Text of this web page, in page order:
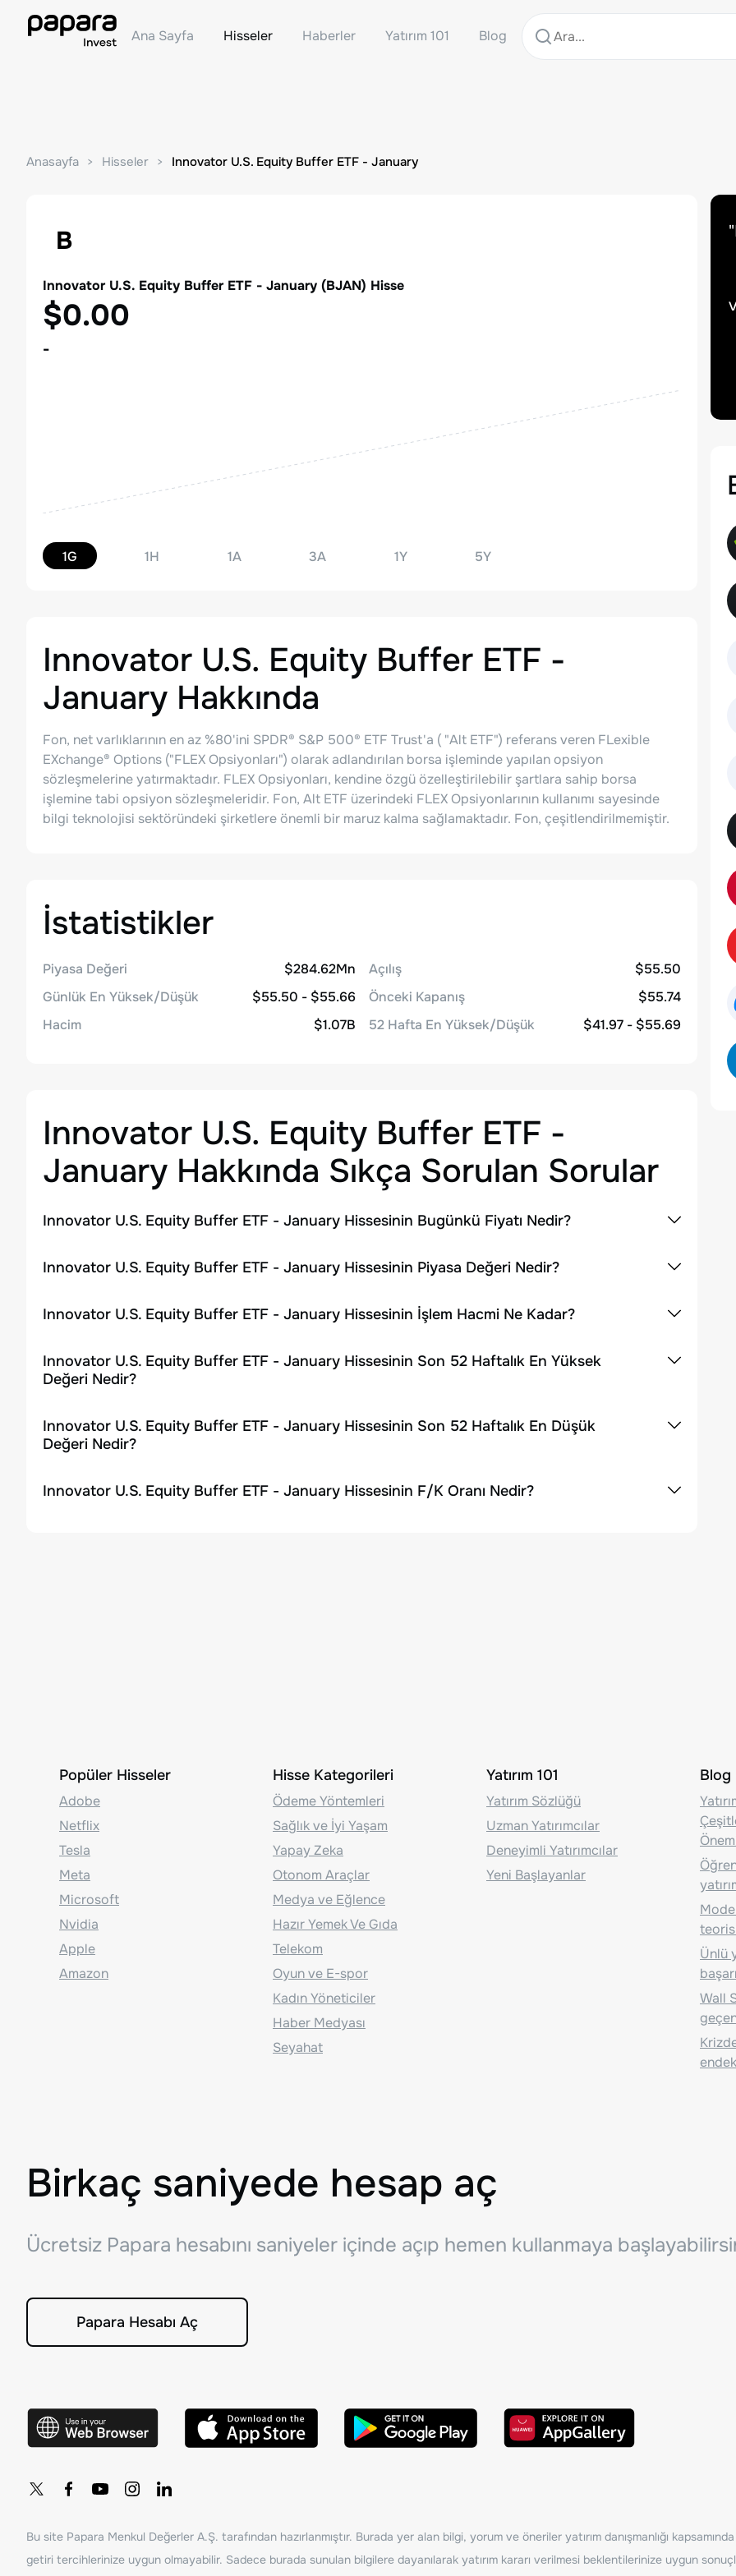
Ana Sayfa Hisseler Haberler Yatırım 101 Blog
Anasayfa Hisseler Innovator U.S. Equity Buffer ETF - January
B
Innovator U.S. Equity Buffer ETF - January (BJAN) Hisse
$0.00
-
1G 1H 1A 3A 1Y 5Y
Innovator U.S. Equity Buffer ETF -
January Hakkında
Fon, net varlıklarının en az %80'ini SPDR® S&P 500® ETF Trust'a ( "Alt ETF") referans veren FLexible
EXchange® Options ("FLEX Opsiyonları") olarak adlandırılan borsa işleminde yapılan opsiyon
sözleşmelerine yatırmaktadır. FLEX Opsiyonları, kendine özgü özelleştirilebilir şartlara sahip borsa
işlemine tabi opsiyon sözleşmeleridir. Fon, Alt ETF üzerindeki FLEX Opsiyonlarının kullanımı sayesinde
bilgi teknolojisi sektöründeki şirketlere önemli bir maruz kalma sağlamaktadır. Fon, çeşitlendirilmemiştir.
İstatistikler
Piyasa Değeri
$284.62Mn
Günlük En Yüksek/Düşük
$55.50 - $55.66
Hacim
$1.07B
Açılış
$55.50
Önceki Kapanış
$55.74
52 Hafta En Yüksek/Düşük
$41.97 - $55.69
Innovator U.S. Equity Buffer ETF -
January Hakkında Sıkça Sorulan Sorular
Innovator U.S. Equity Buffer ETF - January Hissesinin Bugünkü Fiyatı Nedir?
Innovator U.S. Equity Buffer ETF - January Hissesinin Piyasa Değeri Nedir?
Innovator U.S. Equity Buffer ETF - January Hissesinin İşlem Hacmi Ne Kadar?
Innovator U.S. Equity Buffer ETF - January Hissesinin Son 52 Haftalık En Yüksek
Değeri Nedir?
Innovator U.S. Equity Buffer ETF - January Hissesinin Son 52 Haftalık En Düşük
Değeri Nedir?
Innovator U.S. Equity Buffer ETF - January Hissesinin F/K Oranı Nedir?
"
Popüler Hisseler
Adobe
Netflix
Tesla
Meta
Microsoft
Nvidia
Apple
Amazon
Hisse Kategorileri
Ödeme Yöntemleri
Sağlık ve İyi Yaşam
Yapay Zeka
Otonom Araçlar
Medya ve Eğlence
Hazır Yemek Ve Gıda
Telekom
Oyun ve E-spor
Kadın Yöneticiler
Haber Medyası
Seyahat
Yatırım 101
Yatırım Sözlüğü
Uzman Yatırımcılar
Deneyimli Yatırımcılar
Yeni Başlayanlar
Blog
Ünlü
Wall
Birkaç saniyede hesap aç
Ücretsiz Papara hesabını saniyeler içinde açıp hemen kullanmaya
Papara Hesabı Aç
Bu site Papara Menkul Değerler A.Ş. tarafından hazırlanmıştır. Burada yer alan bilgi, yorum ve öneriler yatırım danışmanlığı
getiri tercihlerinize uygun olmayabilir. Sadece burada sunulan bilgilere dayanılarak yatırım kararı verilmesi beklentilerinize uygun